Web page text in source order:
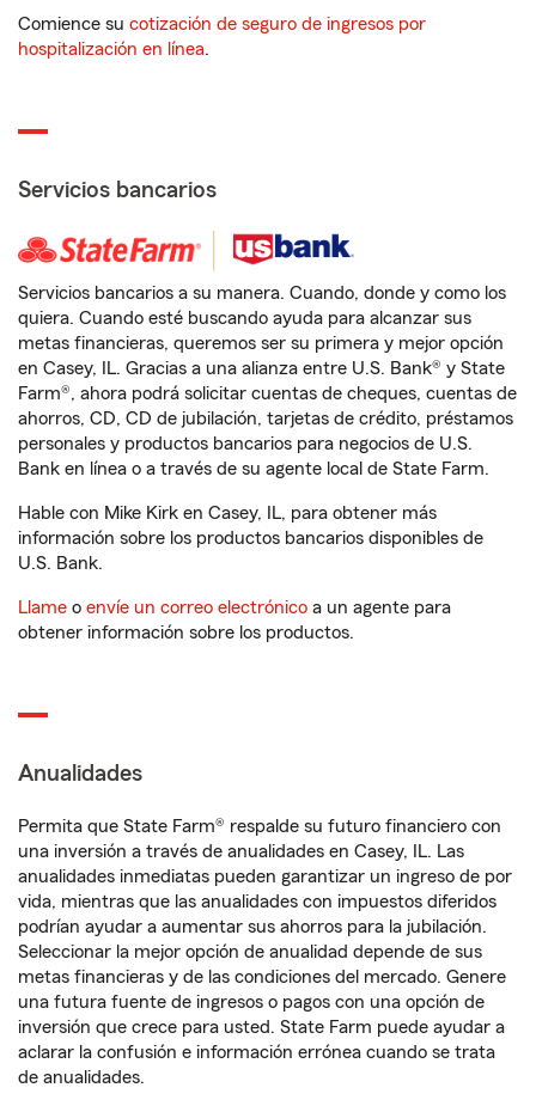
Comience su cotización de seguro de ingresos por
hospitalización en línea.
Servicios bancarios
Servicios bancarios a su manera. Cuando, donde y como los
quiera. Cuando esté buscando ayuda para alcanzar sus
metas financieras, queremos ser su primera y mejor opción
en Casey, IL. Gracias a una alianza entre U.S. Bank® y State
Farm®, ahora podrá solicitar cuentas de cheques, cuentas de
ahorros, CD, CD de jubilación, tarjetas de crédito, préstamos
personales y productos bancarios para negocios de U.S.
Bank en línea o a través de su agente local de State Farm.
Hable con Mike Kirk en Casey, IL, para obtener más
información sobre los productos bancarios disponibles de
U.S. Bank.
Llame o envíe un correo electrónico a un agente para
obtener información sobre los productos.
Anualidades
Permita que State Farm® respalde su futuro financiero con
una inversión a través de anualidades en Casey, IL. Las
anualidades inmediatas pueden garantizar un ingreso de por
vida, mientras que las anualidades con impuestos diferidos
podrían ayudar a aumentar sus ahorros para la jubilación.
Seleccionar la mejor opción de anualidad depende de sus
metas financieras y de las condiciones del mercado. Genere
una futura fuente de ingresos o pagos con una opción de
inversión que crece para usted. State Farm puede ayudar a
aclarar la confusión e información errónea cuando se trata
de anualidades.